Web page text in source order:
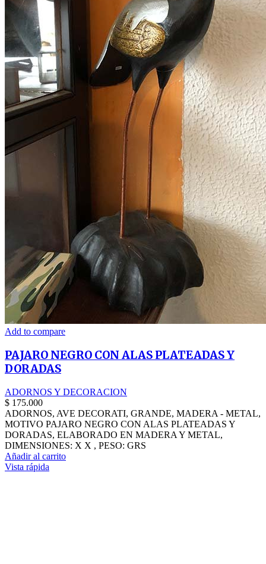
Add to compare
PAJARO NEGRO CON ALAS PLATEADAS Y
DORADAS
ADORNOS Y DECORACION
$ 175.000
ADORNOS, AVE DECORATI, GRANDE, MADERA - METAL,
MOTIVO PAJARO NEGRO CON ALAS PLATEADAS Y
DORADAS, ELABORADO EN MADERA Y METAL,
DIMENSIONES: X X , PESO: GRS
Añadir al carrito
Vista rápida